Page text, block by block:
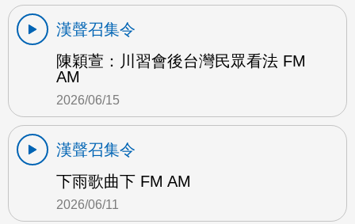
漢聲召集令
陳穎萱：川習會後台灣民眾看法 FM
AM
2026/06/15
漢聲召集令
下雨歌曲下 FM AM
2026/06/11